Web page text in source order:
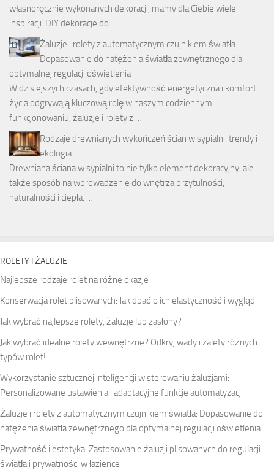
własnoręcznie wykonanych dekoracji, mamy dla Ciebie wiele
inspiracji. DIY dekoracje do …
Żaluzje i rolety z automatycznym czujnikiem światła:
Dopasowanie do natężenia światła zewnętrznego dla
optymalnej regulacji oświetlenia
W dzisiejszych czasach, gdy efektywność energetyczna i komfort
życia odgrywają kluczową rolę w naszym codziennym
funkcjonowaniu, żaluzje i rolety z …
Rodzaje drewnianych wykończeń ścian w sypialni: trendy i
ekologia
Drewniana ściana w sypialni to nie tylko element dekoracyjny, ale
także sposób na wprowadzenie do wnętrza przytulności,
naturalności i ciepła. …
ROLETY I ŻALUZJE
Najlepsze rodzaje rolet na różne okazje
Konserwacja rolet plisowanych: Jak dbać o ich elastyczność i wygląd
Jak wybrać najlepsze rolety, żaluzje lub zasłony?
Jak wybrać idealne rolety wewnętrzne? Odkryj wady i zalety różnych
typów rolet!
Wykorzystanie sztucznej inteligencji w sterowaniu żaluzjami:
Personalizowane ustawienia i adaptacyjne funkcje automatyzacji
Żaluzje i rolety z automatycznym czujnikiem światła: Dopasowanie do
natężenia światła zewnętrznego dla optymalnej regulacji oświetlenia
Prywatność i estetyka: Zastosowanie żaluzji plisowanych do regulacji
światła i prywatności w łazience